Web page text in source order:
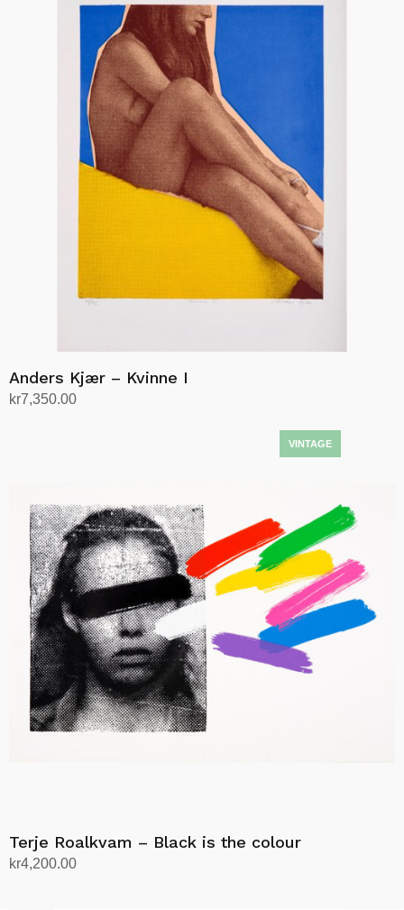
Anders Kjær – Kvinne I
kr7,350.00
Terje Roalkvam – Black is the colour
kr4,200.00